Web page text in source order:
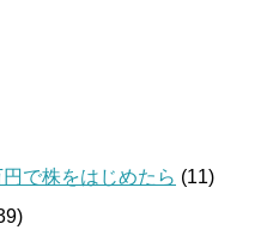
で株をはじめたら (11)